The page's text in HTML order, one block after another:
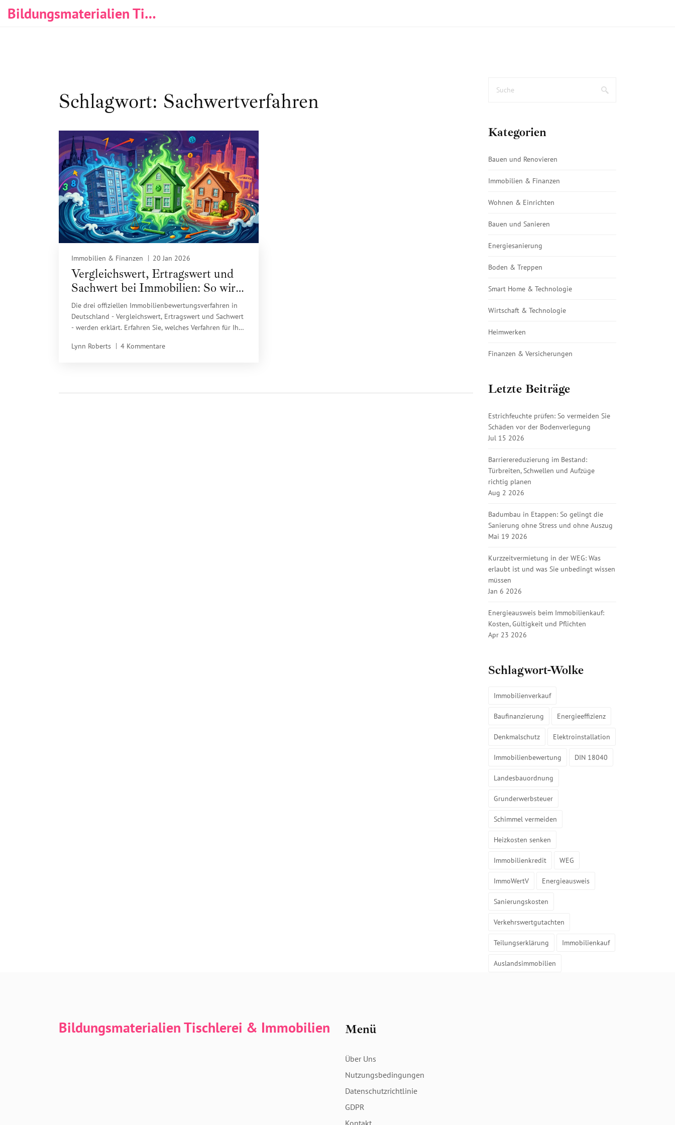
Bildungsmaterialien Tischlerei & Immobilien
Schlagwort: Sachwertverfahren
Immobilien & Finanzen 20 Jan 2026
Vergleichswert, Ertragswert und
Sachwert bei Immobilien: So wird
Ihr Grundstück bewertet
Die drei offiziellen Immobilienbewertungsverfahren in
Deutschland - Vergleichswert, Ertragswert und Sachwert
- werden erklärt. Erfahren Sie, welches Verfahren für Ihre
immer wichtiger wird.
Lynn Roberts 4 Kommentare
Kategorien
Bauen und Renovieren
Immobilien & Finanzen
Wohnen & Einrichten
Bauen und Sanieren
Energiesanierung
Boden & Treppen
Smart Home & Technologie
Wirtschaft & Technologie
Heimwerken
Finanzen & Versicherungen
Letzte Beiträge
Estrichfeuchte prüfen: So vermeiden Sie
Schäden vor der Bodenverlegung
Jul 15 2026
Barrierereduzierung im Bestand:
Türbreiten, Schwellen und Aufzüge
richtig planen
Aug 2 2026
Badumbau in Etappen: So gelingt die
Sanierung ohne Stress und ohne Auszug
Mai 19 2026
Kurzzeitvermietung in der WEG: Was
erlaubt ist und was Sie unbedingt wissen
müssen
Jan 6 2026
Energieausweis beim Immobilienkauf:
Kosten, Gültigkeit und Pflichten
Apr 23 2026
Schlagwort-Wolke
Immobilienverkauf
Baufinanzierung Energieeffizienz
Denkmalschutz Elektroinstallation
Immobilienbewertung DIN 18040
Landesbauordnung
Grunderwerbsteuer
Schimmel vermeiden
Heizkosten senken
Immobilienkredit WEG
ImmoWertV Energieausweis
Sanierungskosten
Verkehrswertgutachten
Teilungserklärung Immobilienkauf
Auslandsimmobilien
Bildungsmaterialien Tischlerei & Immobilien Menü
Über Uns
Nutzungsbedingungen
Datenschutzrichtlinie
GDPR
Kontakt